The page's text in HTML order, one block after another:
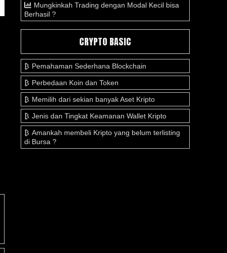
Mungkinkah Trading dengan Modal Kecil bisa
Berhasil ?
CRYPTO BASIC
Pemahaman Sederhana Blockchain
Perbedaan Koin dan Token
Memilih dari sekian banyak Aset Kripto
Jenis dan Tingkat Keamanan Wallet Kripto
Amankah membeli Kripto yang belum terlisting
di Bursa ?